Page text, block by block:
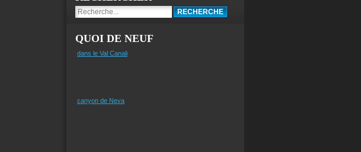
QUOI DE NEUF
dans le Val Canali
canyon de Neva